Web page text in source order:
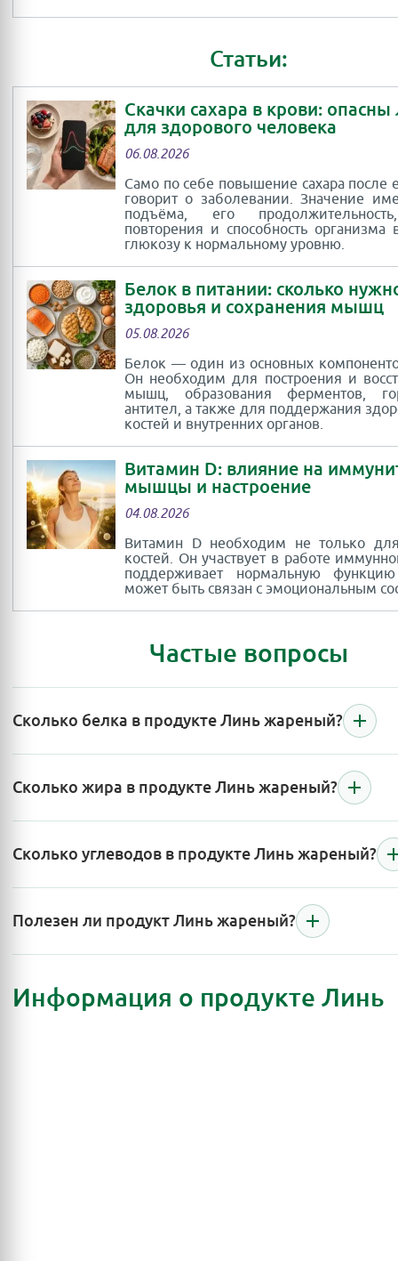
Статьи:
Скачки сахара в крови: опасны
для здорового человека
06.08.2026
Само по себе повышение сахара после
говорит о заболевании. Значение
подъёма, его
повторения и способность организма
глюкозу к нормальному уровню.
Белок в питании: сколько
здоровья и сохранения мышц
05.08.2026
Белок — один из основных
Он необходим для построения и
мышц, образования ферментов,
антител, а также для поддержания
костей и внутренних органов.
Витамин D: влияние на
мышцы и настроение
04.08.2026
Витамин D необходим не только
костей. Он участвует в работе
поддерживает нормальную
может быть связан с эмоциональным
Частые вопросы
Сколько белка в продукте Линь жареный?
Сколько жира в продукте Линь жареный?
Сколько углеводов в продукте Линь жареный?
Полезен ли продукт Линь жареный?
Информация о продукте Линь